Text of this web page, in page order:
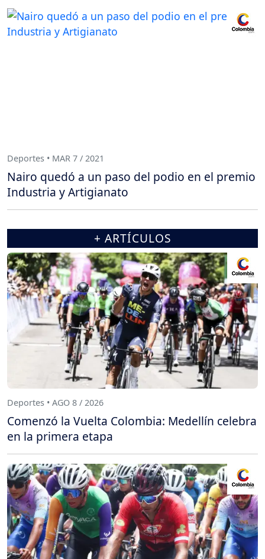
Deportes • MAR 7 / 2021
Nairo quedó a un paso del podio en el premio
Industria y Artigianato
+ ARTÍCULOS
Deportes • AGO 8 / 2026
Comenzó la Vuelta Colombia: Medellín celebra
en la primera etapa